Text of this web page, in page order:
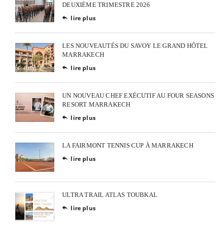
DEUXIÈME TRIMESTRE 2026
 lire plus
LES NOUVEAUTÉS DU SAVOY LE GRAND HÔTEL
MARRAKECH
 lire plus
UN NOUVEAU CHEF EXÉCUTIF AU FOUR SEASONS
RESORT MARRAKECH
 lire plus
LA FAIRMONT TENNIS CUP À MARRAKECH
 lire plus
ULTRA TRAIL ATLAS TOUBKAL
 lire plus